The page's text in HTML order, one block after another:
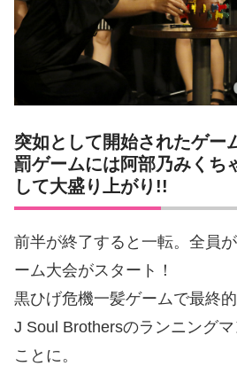
突如として開始されたゲー
罰ゲームには阿部乃みくち
して大盛り上がり!!
前半が終了すると一転。全員
ーム大会がスタート！
黒ひげ危機一髪ゲームで最終
J Soul Brothersのランニング
ことに。